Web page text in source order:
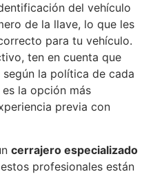
del vehículo
de la llave, lo que les
para tu vehículo.
ten en cuenta que
la política de cada
la opción más
previa con
cerrajero especializado
profesionales están